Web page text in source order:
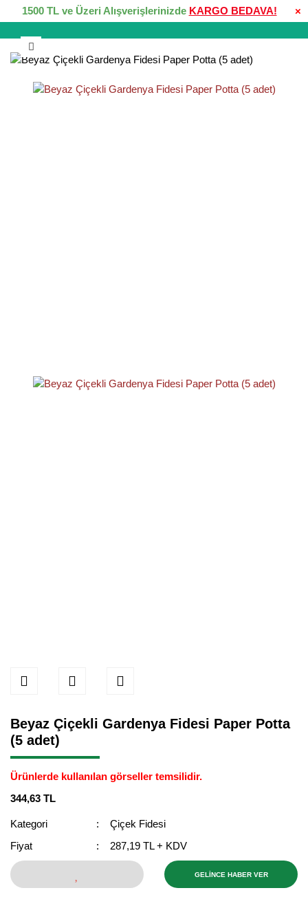
×
1500 TL ve Üzeri Alışverişlerinizde KARGO BEDAVA!
Beyaz Çiçekli Gardenya Fidesi Paper Potta
(5 adet)
Ürünlerde kullanılan görseller temsilidir.
344,63 TL
Kategori
Çiçek Fidesi
Fiyat
287,19 TL + KDV
GELİNCE HABER VER